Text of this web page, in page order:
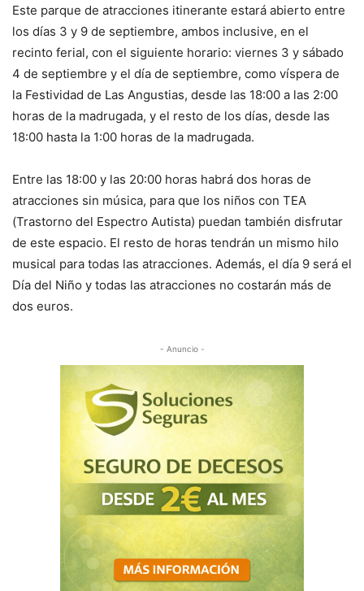
Este parque de atracciones itinerante estará abierto entre
los días 3 y 9 de septiembre, ambos inclusive, en el
recinto ferial, con el siguiente horario: viernes 3 y sábado
4 de septiembre y el día de septiembre, como víspera de
la Festividad de Las Angustias, desde las 18:00 a las 2:00
horas de la madrugada, y el resto de los días, desde las
18:00 hasta la 1:00 horas de la madrugada.
Entre las 18:00 y las 20:00 horas habrá dos horas de
atracciones sin música, para que los niños con TEA
(Trastorno del Espectro Autista) puedan también disfrutar
de este espacio. El resto de horas tendrán un mismo hilo
musical para todas las atracciones. Además, el día 9 será el
Día del Niño y todas las atracciones no costarán más de
dos euros.
- Anuncio -